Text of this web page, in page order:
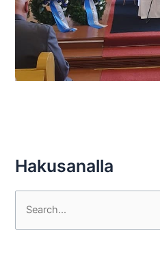
Hakusanalla